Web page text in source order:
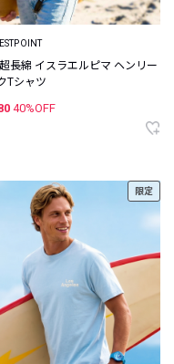
長綿 イスラエルピマ ヘンリー
Tシャツ
40%OFF
限定